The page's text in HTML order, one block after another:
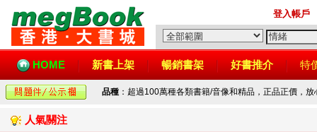
登入帳戶
HOME 新書上架 暢銷書架 好書推介 特
品種 ：超過100萬種各類書籍/音像和精品，正品正價，
人氣關注